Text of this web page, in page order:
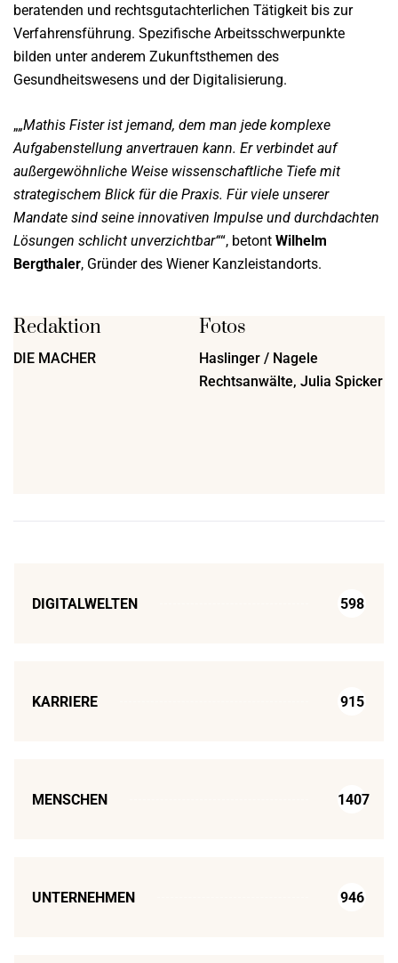
beratenden und rechtsgutachterlichen Tätigkeit bis zur
Verfahrensführung. Spezifische Arbeitsschwerpunkte
bilden unter anderem Zukunftsthemen des
Gesundheitswesens und der Digitalisierung.
„ Mathis Fister ist jemand, dem man jede komplexe
Aufgabenstellung anvertrauen kann. Er verbindet auf
außergewöhnliche Weise wissenschaftliche Tiefe mit
strategischem Blick für die Praxis. Für viele unserer
Mandate sind seine innovativen Impulse und durchdachten
Lösungen schlicht unverzichtbar “, betont Wilhelm
Bergthaler, Gründer des Wiener Kanzleistandorts.
Redaktion
DIE MACHER
Fotos
Haslinger / Nagele
Rechtsanwälte, Julia Spicker
DIGITALWELTEN 598
KARRIERE 915
MENSCHEN 1407
UNTERNEHMEN 946